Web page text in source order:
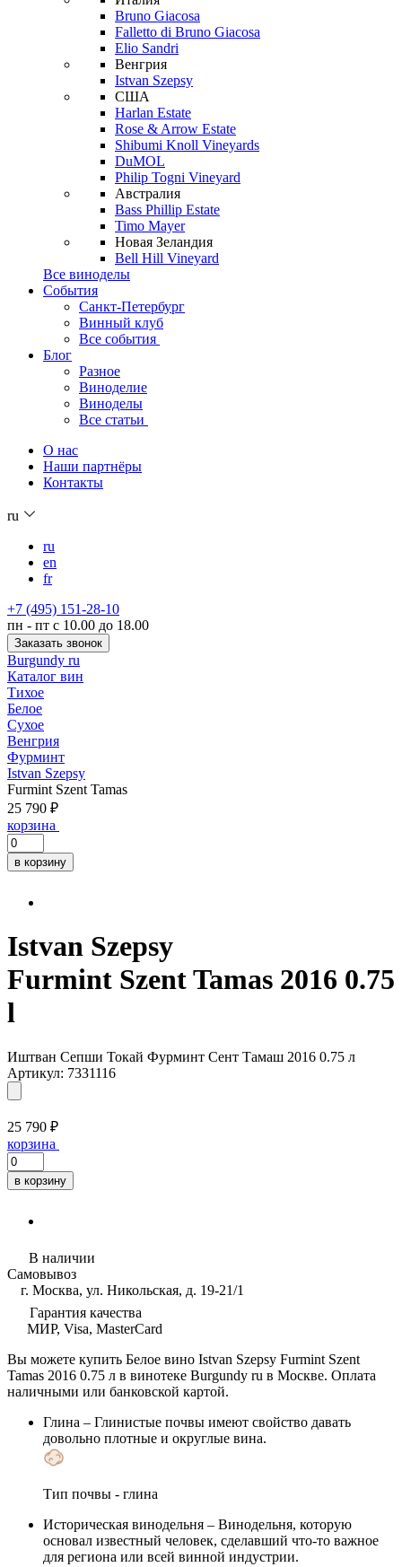
Bruno Giacosa
Falletto di Bruno Giacosa
Elio Sandri
Венгрия
Istvan Szepsy
США
Harlan Estate
Rose & Arrow Estate
Shibumi Knoll Vineyards
DuMOL
Philip Togni Vineyard
Австралия
Bass Phillip Estate
Timo Mayer
Новая Зеландия
Bell Hill Vineyard
Все виноделы
События
Санкт-Петербург
Винный клуб
Все события
Блог
Разное
Виноделие
Виноделы
Все статьи
О нас
Наши партнёры
Контакты
ru
ru
en
fr
+7 (495) 151-28-10
пн - пт с 10.00 до 18.00
Заказать звонок
Burgundy ru
Каталог вин
Тихое
Белое
Сухое
Венгрия
Фурминт
Istvan Szepsy
Furmint Szent Tamas
25 790 ₽
корзина
в корзину
Istvan Szepsy
Furmint Szent Tamas 2016 0.75
l
Иштван Сепши Токай Фурминт Сент Тамаш 2016 0.75 л
Артикул: 7331116
25 790 ₽
корзина
в корзину
В наличии
Самовывоз
г. Москва, ул. Никольская, д. 19-21/1
Гарантия качества
МИР, Visa, MasterCard
Вы можете купить Белое вино Istvan Szepsy Furmint Szent
Tamas 2016 0.75 л в винотеке Burgundy ru в Москве. Оплата
наличными или банковской картой.
Глина – Глинистые почвы имеют свойство давать
довольно плотные и округлые вина.
Тип почвы - глина
Историческая винодельня – Винодельня, которую
основал известный человек, сделавший что-то важное
для региона или всей винной индустрии.